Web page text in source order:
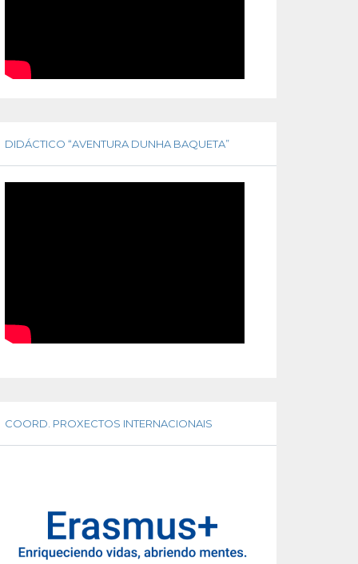
DIDÁCTICO “AVENTURA DUNHA BAQUETA”
COORD. PROXECTOS INTERNACIONAIS